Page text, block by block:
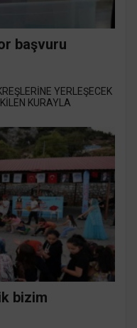
başvuru
YERLEŞECEK
KURAYLA
bizim